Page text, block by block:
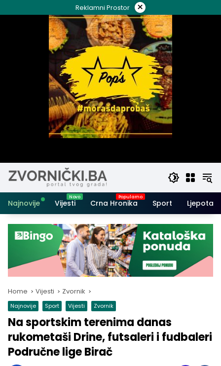
to
Reklamni Prostor ×
Najnovije Vijesti Crna Hronika Sport Ljepota i
Home Vijesti Zvornik
Najnovije Sport Vijesti Zvornik
Na sportskim terenima danas
rukometaši Drine, futsaleri i fudbaleri
Područne lige Birač